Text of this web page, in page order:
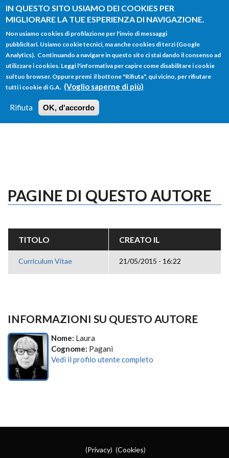
IN QUESTO SITO USIAMO DEI COOKIES PER
MIGLIORARE LA TUE ESPERIENZA DI NAVIGAZIONE.
Non usiamo cookies di profilazione per l'invio di messaggi
pubblicitari. Usiamo cookie tecnici, ma anche cookies di terzi (Google
Analytics). Continuando a navigare in questo sito ci stai dando il consenso ad
utilizzare i cookies. Leggi l'informativa per capire come disabilitare i cookie
sul tuo browser. Oppure premi il bottone "Rifiuta", qui vicino, per rifiutare
tutti i cookie di G.A. (Voglio saperne di più)
Rifiuta OK, d'accordo
Salta al contenuto principale
FORM
DI
RICERCA
Main menu
HOME TUTTI I PROFILI
LOGIN
PAGINE DI QUESTO AUTORE
TITOLO CREATO IL
Curriculum Vitae 21/05/2015 - 16:22
INFORMAZIONI SU QUESTO AUTORE
Nome: Laura
Cognome: Pagani
Vedi il profilo utente completo
(Privacy) (Cookies)